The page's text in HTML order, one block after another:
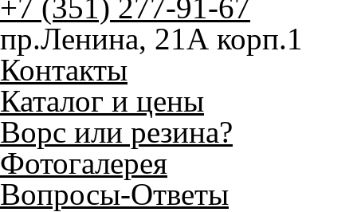
+7 (351) 277-91-67
пр.Ленина, 21А корп.1
Контакты
Каталог и цены
Ворс или резина?
Фотогалерея
Вопросы-Ответы